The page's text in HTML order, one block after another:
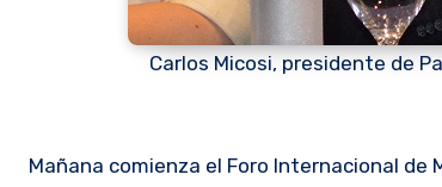
Carlos Micosi, presidente de
Mañana comienza el Foro Internacional de Management Gastronómico (FIMAG) y por primera vez en nuestro país se